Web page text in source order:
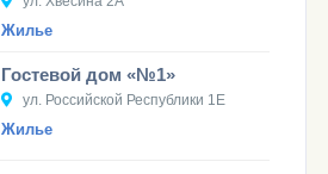
Жилье
Гостевой дом «№1»
ул. Российской Республики 1Е
Жилье